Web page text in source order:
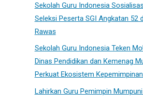
Sekolah Guru Indonesia
Seleksi Peserta SGI Angkatan 52
Rawas
Sekolah Guru Indonesia Teken
Dinas Pendidikan dan Kemenag
Perkuat Ekosistem
Lahirkan Guru Pemimpin